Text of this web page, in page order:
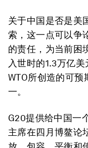
关于中国是否是美
索，这一点可以争
的责任，为当前困
入世时的1.3万亿
WTO所创造的可预
一。
G20提供给中国一
主席在四月博鳌论